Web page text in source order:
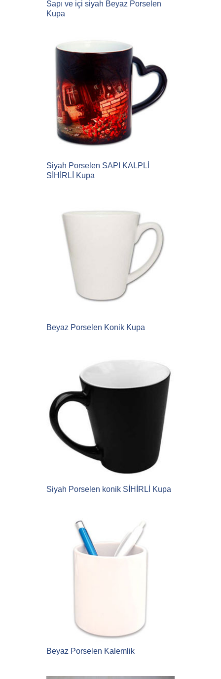
Sapı ve içi siyah Beyaz Porselen
Kupa
Siyah Porselen SAPI KALPLİ
SİHİRLİ Kupa
Beyaz Porselen Konik Kupa
Siyah Porselen konik SİHİRLİ Kupa
Beyaz Porselen Kalemlik